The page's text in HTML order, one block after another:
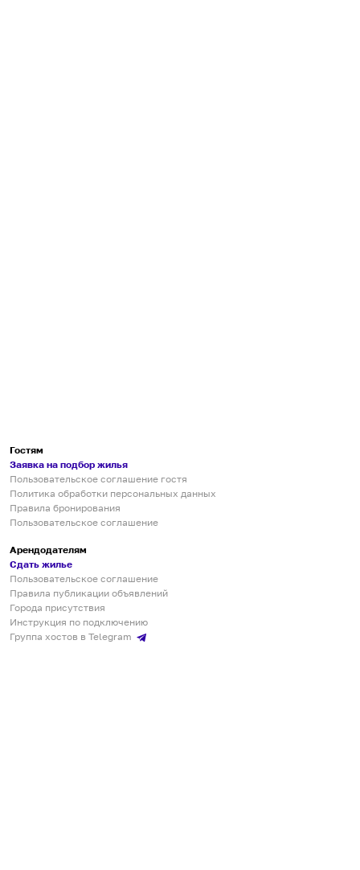
Гостям
Заявка на подбор жилья
Пользовательское соглашение гостя
Политика обработки персональных данных
Правила бронирования
Пользовательское соглашение
Арендодателям
Сдать жилье
Пользовательское соглашение
Правила публикации объявлений
Города присутствия
Инструкция по подключению
Группа хостов в Telegram